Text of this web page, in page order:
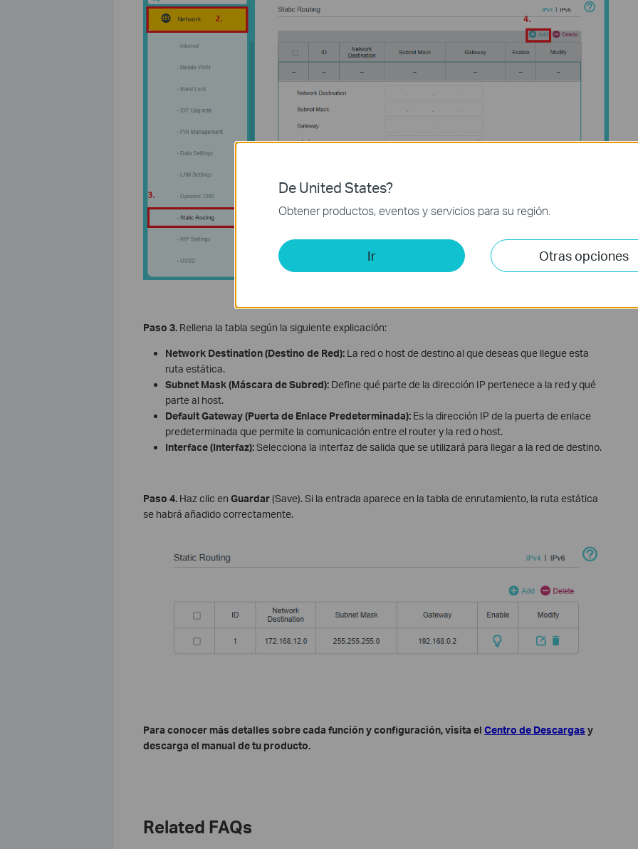
Paso 3.Rellena la tabla según la siguiente explicación:
Network Destination (Destino de Red):La red o host de destino al que deseas que llegue esta
ruta estática.
Subnet Mask (Máscara de Subred):Define qué parte de la dirección IP pertenece a la red y qué
parte al host.
Default Gateway (Puerta de Enlace Predeterminada):Es la dirección IP de la puerta de enlace
predeterminada que permite la comunicación entre el router y la red o host.
Interface (Interfaz):Selecciona la interfaz de salida que se utilizará para llegar a la red de destino.
Paso 4. Haz clic en Guardar(Save). Si la entrada aparece en la tabla de enrutamiento, la ruta estática
se habrá añadido correctamente.
Para conocer más detalles sobre cada función y configuración, visita el Centro de Descargas y
descarga el manual de tu producto.
Related FAQs
De United States?
Obtener productos, eventos y servicios para su región.
Ir Otras opciones